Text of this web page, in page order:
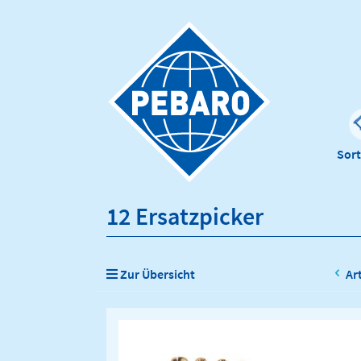
12 Ersatzpicker
Zur Übersicht